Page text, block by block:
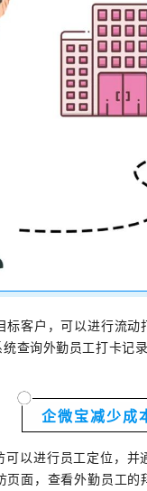
客户，可以进行流动
统查询外勤员工打卡记录
企微宝减少成
可以进行员工定位，
页面，查看外勤员工